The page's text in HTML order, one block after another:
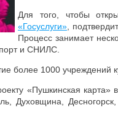
Для того, чтобы
«Госуслуги» ,
Процесс занимает
и СНИЛС.
более 1000 учреждений
«Пушкинская
Духовщина,